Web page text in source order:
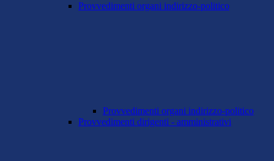
Provvedimenti organi indirizzo-politico
Provvedimenti organi indirizzo-politico
Provvedimenti dirigenti - amministrativi